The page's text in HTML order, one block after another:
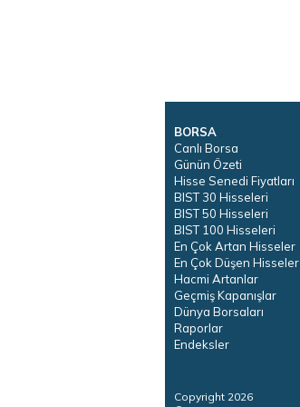
BORSA
Canlı Borsa
Günün Özeti
Hisse Senedi Fiyatları
BIST 30 Hisseleri
BIST 50 Hisseleri
BIST 100 Hisseleri
En Çok Artan Hisseler
En Çok Düşen Hisseler
Hacmi Artanlar
Geçmiş Kapanışlar
Dünya Borsaları
Raporlar
Endeksler
Copyright 2026